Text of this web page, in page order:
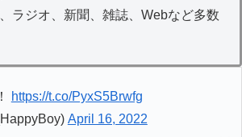
ラジオ、新聞、雑誌、Webなど多数
https://t.co/PyxS5Brwfg
April 16, 2022